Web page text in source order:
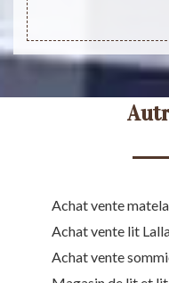
Achat vente
Achat vente lit
Achat vente